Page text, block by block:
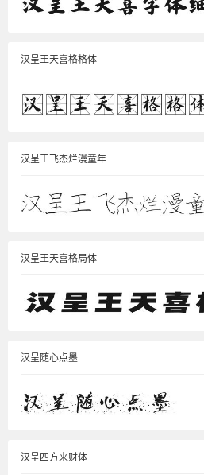
汉呈王天喜格格体
汉呈王飞杰烂漫童年
汉呈王天喜格局体
汉呈随心点墨
汉呈四方来财体